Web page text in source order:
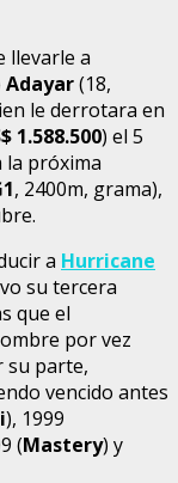
llevarle a
Adayar(18,
le derrotara en
1.588.500) el 5
la próxima
, 2400m, grama),
a Hurricane
su tercera
que el
por vez
su parte,
vencido antes
), 1999
(Mastery) y